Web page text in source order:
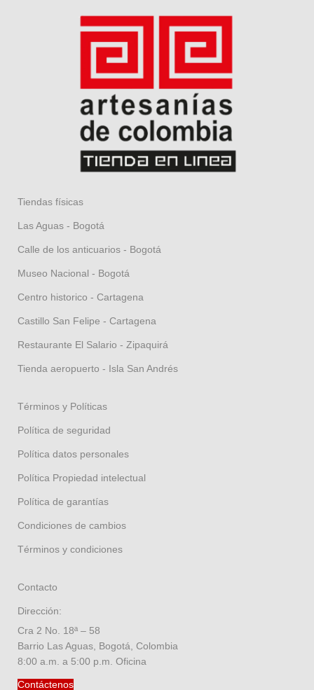
Tiendas físicas
Las Aguas - Bogotá
Calle de los anticuarios - Bogotá
Museo Nacional - Bogotá
Centro historico - Cartagena
Castillo San Felipe - Cartagena
Restaurante El Salario - Zipaquirá
Tienda aeropuerto - Isla San Andrés
Términos y Políticas
Política de seguridad
Política datos personales
Política Propiedad intelectual
Política de garantías
Condiciones de cambios
Términos y condiciones
Contacto
Dirección:
Cra 2 No. 18ª – 58
Barrio Las Aguas, Bogotá, Colombia
8:00 a.m. a 5:00 p.m. Oficina
Contáctenos